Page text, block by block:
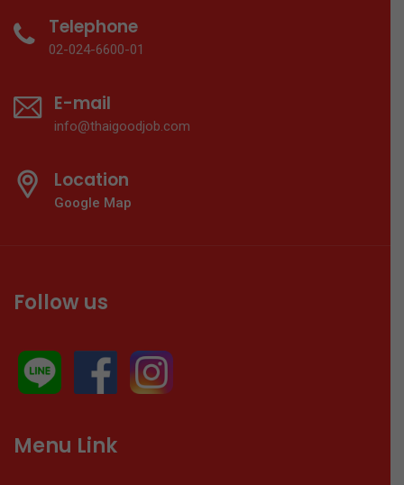
Telephone
02-024-6600-01
E-mail
info@thaigoodjob.com
Location
Google Map
Follow us
Menu Link